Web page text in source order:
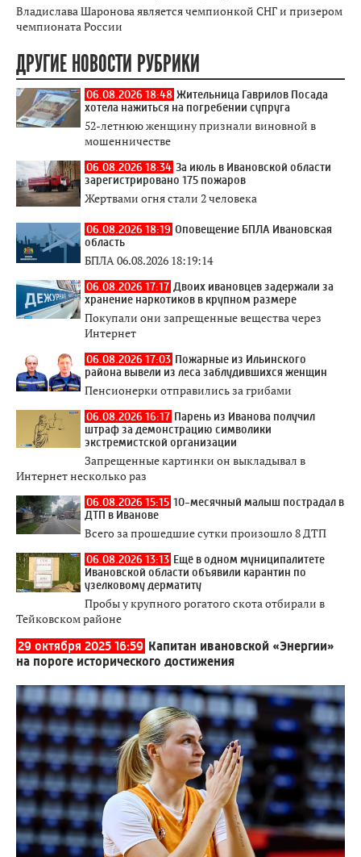
Владислава Шаронова является чемпионкой СНГ и призером
чемпионата России
ДРУГИЕ НОВОСТИ РУБРИКИ
06.08.2026 18:48 Жительница Гаврилов Посада
хотела нажиться на погребении супруга
52-летнюю женщину признали виновной в
мошенничестве
06.08.2026 18:34 За июль в Ивановской области
зарегистрировано 175 пожаров
Жертвами огня стали 2 человека
06.08.2026 18:19 Оповещение БПЛА Ивановская
область
БПЛА 06.08.2026 18:19:14
06.08.2026 17:17 Двоих ивановцев задержали за
хранение наркотиков в крупном размере
Покупали они запрещенные вещества через
Интернет
06.08.2026 17:03 Пожарные из Ильинского
района вывели из леса заблудившихся женщин
Пенсионерки отправились за грибами
06.08.2026 16:17 Парень из Иванова получил
штраф за демонстрацию символики
экстремистской организации
Запрещенные картинки он выкладывал в
Интернет несколько раз
06.08.2026 15:15 10-месячный малыш пострадал в
ДТП в Иванове
Всего за прошедшие сутки произошло 8 ДТП
06.08.2026 13:13 Ещё в одном муниципалитете
Ивановской области объявили карантин по
узелковому дерматиту
Пробы у крупного рогатого скота отбирали в
Тейковском районе
29 октября 2025 16:59 Капитан ивановской «Энергии»
на пороге исторического достижения